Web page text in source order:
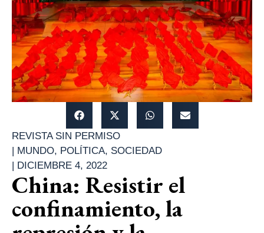
REVISTA SIN PERMISO
| MUNDO, POLÍTICA, SOCIEDAD
| DICIEMBRE 4, 2022
China: Resistir el
confinamiento, la